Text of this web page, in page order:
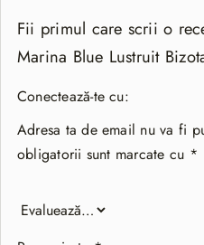
Fii primul care scrii o
Marina Blue Lustruit
Conectează-te cu:
Adresa ta de email nu va fi
obligatorii sunt marcate cu *